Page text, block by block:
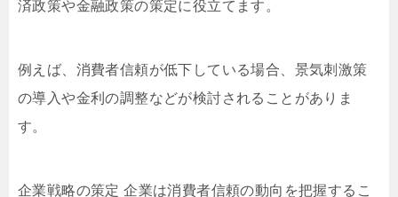
済政策や金融政策の策定に役立てます。
例えば、消費者信頼が低下している場合、景気刺激策
の導入や金利の調整などが検討されることがありま
す。
企業戦略の策定 企業は消費者信頼の動向を把握するこ